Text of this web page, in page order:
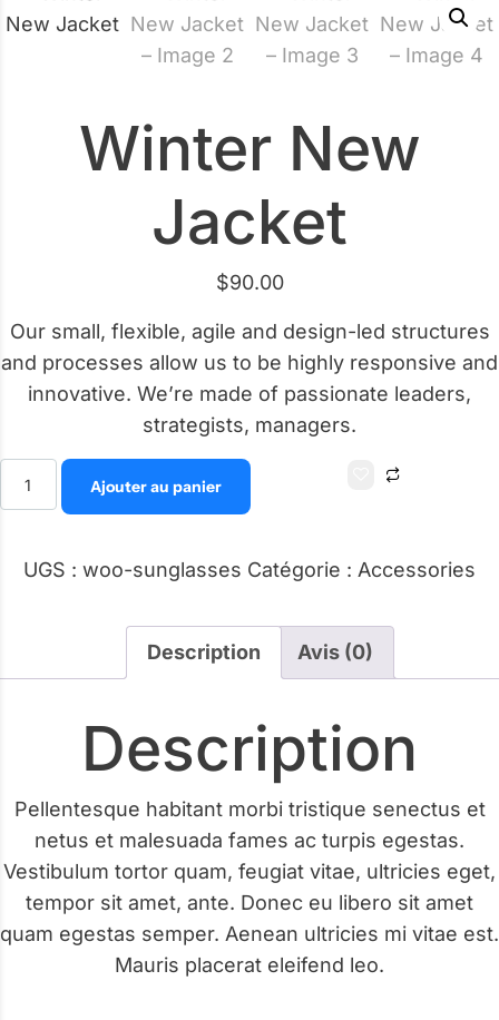
Winter New
Jacket
$90.00
Our small, flexible, agile and design-led structures
and processes allow us to be highly responsive and
innovative. We’re made of passionate leaders,
strategists, managers.
Ajouter au panier
UGS : woo-sunglasses Catégorie : Accessories
Description Avis (0)
Description
Pellentesque habitant morbi tristique senectus et
netus et malesuada fames ac turpis egestas.
Vestibulum tortor quam, feugiat vitae, ultricies eget,
tempor sit amet, ante. Donec eu libero sit amet
quam egestas semper. Aenean ultricies mi vitae est.
Mauris placerat eleifend leo.